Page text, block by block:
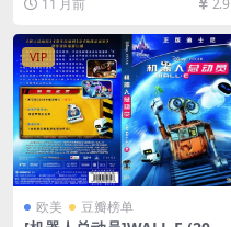
未删减资源][网盘在线播放/下
载][MP4/7.6GB/22GB][中文
字幕]
11 月前 2.9
VIP
欧美 豆瓣榜单